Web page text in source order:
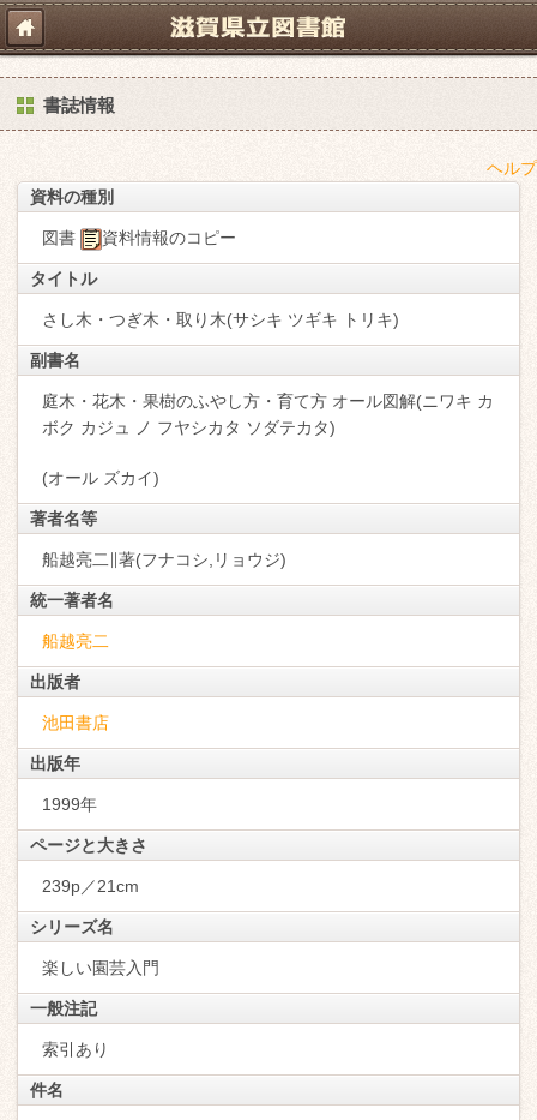
書誌情報
ヘルプ
資料の種別
図書 資料情報のコピー
タイトル
さし木・つぎ木・取り木(サシキ ツギキ トリキ)
副書名
庭木・花木・果樹のふやし方・育て方 オール図解(ニワキ カ
ボク カジュ ノ フヤシカタ ソダテカタ)
(オール ズカイ)
著者名等
船越亮二∥著(フナコシ,リョウジ)
統一著者名
船越亮二
出版者
池田書店
出版年
1999年
ページと大きさ
239p／21cm
シリーズ名
楽しい園芸入門
一般注記
索引あり
件名